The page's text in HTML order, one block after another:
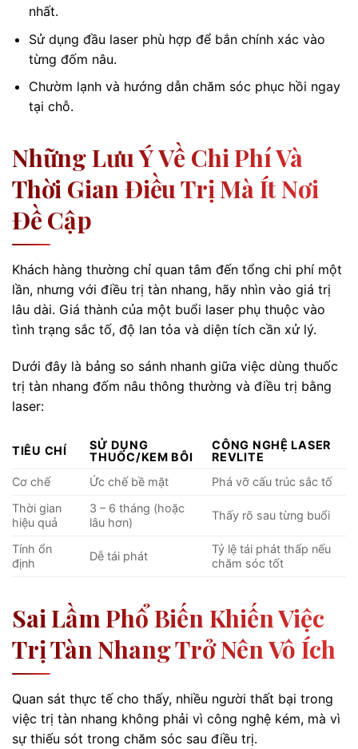
nhất.
Sử dụng đầu laser phù hợp để bắn chính xác vào
từng đốm nâu.
Chườm lạnh và hướng dẫn chăm sóc phục hồi ngay
tại chỗ.
Những Lưu Ý Về Chi Phí Và
Thời Gian Điều Trị Mà Ít Nơi
Đề Cập
Khách hàng thường chỉ quan tâm đến tổng chi phí một
lần, nhưng với điều trị tàn nhang, hãy nhìn vào giá trị
lâu dài. Giá thành của một buổi laser phụ thuộc vào
tình trạng sắc tố, độ lan tỏa và diện tích cần xử lý.
Dưới đây là bảng so sánh nhanh giữa việc dùng thuốc
trị tàn nhang đốm nâu thông thường và điều trị bằng
laser:
TIÊU CHÍ
SỬ DỤNG
THUỐC/KEM BÔI
CÔNG NGHỆ LASER
REVLITE
Cơ chế
Ức chế bề mặt
Phá vỡ cấu trúc sắc tố
Thời gian
hiệu quả
3 – 6 tháng (hoặc
lâu hơn)
Thấy rõ sau từng buổi
Tính ổn
định
Dễ tái phát
Tỷ lệ tái phát thấp nếu
chăm sóc tốt
Sai Lầm Phổ Biến Khiến Việc
Trị Tàn Nhang Trở Nên Vô Ích
Quan sát thực tế cho thấy, nhiều người thất bại trong
việc trị tàn nhang không phải vì công nghệ kém, mà vì
sự thiếu sót trong chăm sóc sau điều trị.